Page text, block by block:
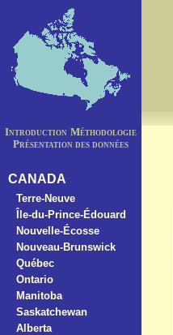
Introduction Méthodologie
Présentation des données
CANADA
Terre-Neuve
Île-du-Prince-Édouard
Nouvelle-Écosse
Nouveau-Brunswick
Québec
Ontario
Manitoba
Saskatchewan
Alberta